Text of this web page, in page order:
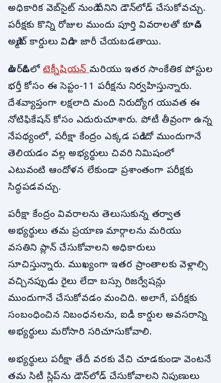
అధికారిక వెబ్‌సైట్ నుండి దీనిని డౌన్‌లోడ్ చేసుకోవచ్చు.
పరీక్షకు కొన్ని రోజుల ముందు పూర్తి వివరాలతో కూడిన
అడ్మిట్ కార్డులు విడిగా జారీ చేయబడతాయి.
డిఆర్‌డిఓలోటెక్నీషియన్మరియు ఇతర సాంకేతిక పోస్టుల
భర్తీ కోసం ఈ సెప్టం-11 పరీక్షను నిర్వహిస్తున్నారు.
దేశవ్యాప్తంగా లక్షలాది మంది నిరుద్యోగ యువత ఈ
నోటిఫికేషన్ కోసం ఎదురుచూశారు. పోటీ తీవ్రంగా ఉన్న
నేపథ్యంలో, పరీక్షా కేంద్రం ఎక్కడ పడిందో ముందుగానే
తెలియడం వల్ల అభ్యర్థులు చివరి నిమిషంలో
ఎటువంటి ఆందోళన లేకుండా ప్రశాంతంగా పరీక్షకు
సిద్ధపడవచ్చు.
పరీక్షా కేంద్రం వివరాలను తెలుసుకున్న తర్వాత
అభ్యర్థులు తమ ప్రయాణ మార్గాలను మరియు
వసతిని ప్లాన్ చేసుకోవాలని అధికారులు
సూచిస్తున్నారు. ముఖ్యంగా ఇతర ప్రాంతాలకు వెళ్లాల్సి
వచ్చినప్పుడు రైలు లేదా బస్సు రిజర్వేషన్లు
ముందుగానే చేసుకోవడం మంచిది. అలాగే, పరీక్షకు
సంబంధించిన నిబంధనలను, ఐడీ కార్డుల అవసరాన్ని
అభ్యర్థులు మరోసారి సరిచూసుకోవాలి.
అభ్యర్థులు పరీక్షా తేదీ వరకు వేచి చూడకుండా వెంటనే
తమ సిటీ స్లిప్‌ను డౌన్‌లోడ్ చేసుకోవాలని నిపుణులు